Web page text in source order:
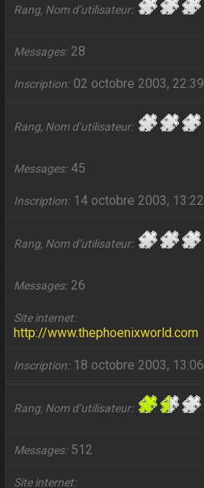
Rang, Nom d’utilisateur
Messages 28
Inscription 02 octobre 2003, 22:39
Rang, Nom d’utilisateur
Messages 45
Inscription 14 octobre 2003, 13:22
Rang, Nom d’utilisateur
Messages 26
Site internet
http://www.thephoenixworld.com
Inscription 18 octobre 2003, 13:06
Rang, Nom d’utilisateur
Messages 512
Site internet